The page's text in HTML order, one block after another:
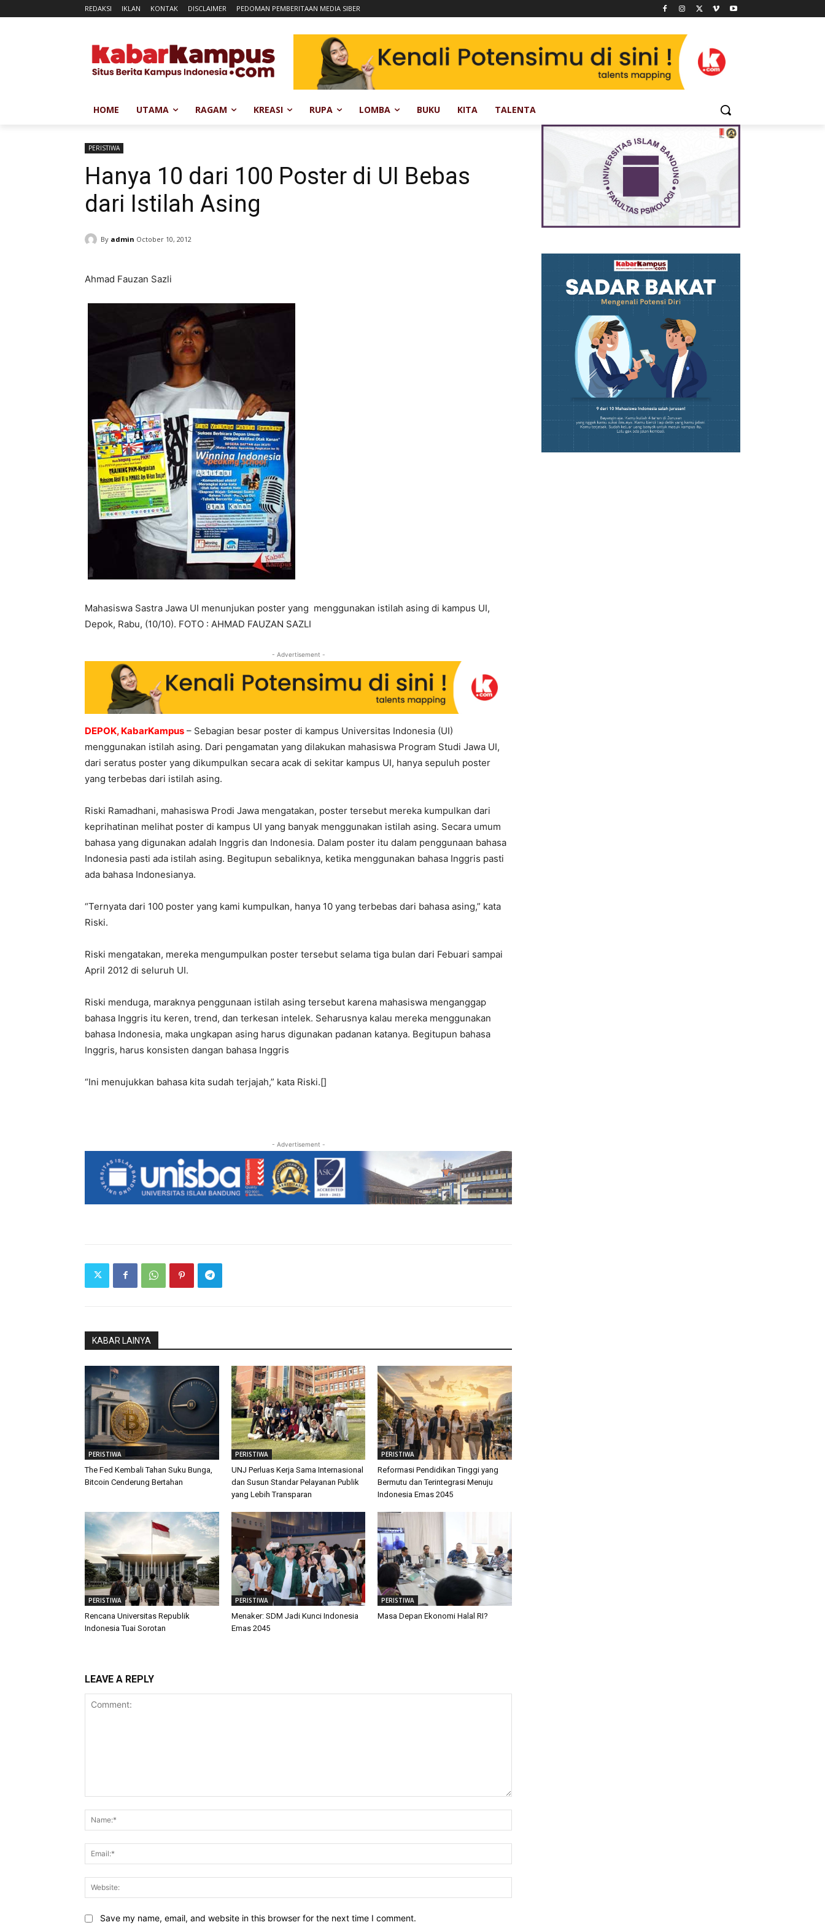
REDAKSI IKLAN KONTAK DISCLAIMER PEDOMAN PEMBERITAAN MEDIA SIBER
HOME UTAMA RAGAM KREASI RUPA LOMBA BUKU KITA TALENTA
PERISTIWA
Hanya 10 dari 100 Poster di UI Bebas
dari Istilah Asing
By admin October 10, 2012
Ahmad Fauzan Sazli
Mahasiswa Sastra Jawa UI menunjukan poster yang menggunakan istilah asing di kampus UI,
Depok, Rabu, (10/10). FOTO : AHMAD FAUZAN SAZLI
- Advertisement -
DEPOK, KabarKampus – Sebagian besar poster di kampus Universitas Indonesia (UI)
menggunakan istilah asing. Dari pengamatan yang dilakukan mahasiswa Program Studi Jawa UI,
dari seratus poster yang dikumpulkan secara acak di sekitar kampus UI, hanya sepuluh poster
yang terbebas dari istilah asing.
Riski Ramadhani, mahasiswa Prodi Jawa mengatakan, poster tersebut mereka kumpulkan dari
keprihatinan melihat poster di kampus UI yang banyak menggunakan istilah asing. Secara umum
bahasa yang digunakan adalah Inggris dan Indonesia. Dalam poster itu dalam penggunaan bahasa
Indonesia pasti ada istilah asing. Begitupun sebaliknya, ketika menggunakan bahasa Inggris pasti
ada bahasa Indonesianya.
“Ternyata dari 100 poster yang kami kumpulkan, hanya 10 yang terbebas dari bahasa asing,” kata
Riski.
Riski mengatakan, mereka mengumpulkan poster tersebut selama tiga bulan dari Febuari sampai
April 2012 di seluruh UI.
Riski menduga, maraknya penggunaan istilah asing tersebut karena mahasiswa menganggap
bahasa Inggris itu keren, trend, dan terkesan intelek. Seharusnya kalau mereka menggunakan
bahasa Indonesia, maka ungkapan asing harus digunakan padanan katanya. Begitupun bahasa
Inggris, harus konsisten dangan bahasa Inggris
“Ini menujukkan bahasa kita sudah terjajah,” kata Riski.[]
- Advertisement -
KABAR LAINYA
PERISTIWA
The Fed Kembali Tahan Suku Bunga,
Bitcoin Cenderung Bertahan
PERISTIWA
UNJ Perluas Kerja Sama Internasional
dan Susun Standar Pelayanan Publik
yang Lebih Transparan
PERISTIWA
Reformasi Pendidikan Tinggi yang
Bermutu dan Terintegrasi Menuju
Indonesia Emas 2045
PERISTIWA
Rencana Universitas Republik
Indonesia Tuai Sorotan
PERISTIWA
Menaker: SDM Jadi Kunci Indonesia
Emas 2045
PERISTIWA
Masa Depan Ekonomi Halal RI?
LEAVE A REPLY
Save my name, email, and website in this browser for the next time I comment.